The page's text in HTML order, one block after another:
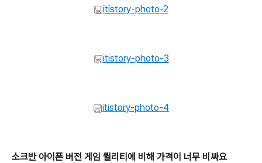
itistory-photo-2
itistory-photo-3
itistory-photo-4
소크반 아이폰 버전 게임 퀼리티에 비해 가격이 너무 비싸요